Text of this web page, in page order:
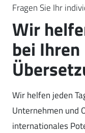
Fragen Sie Ihr
Wir
bei
Wir helfen jeden
Unternehmen und
internationales